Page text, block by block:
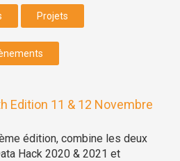
Projets
Edition 11 & 12 Novembre
édition, combine les deux
Hack 2020 & 2021 et